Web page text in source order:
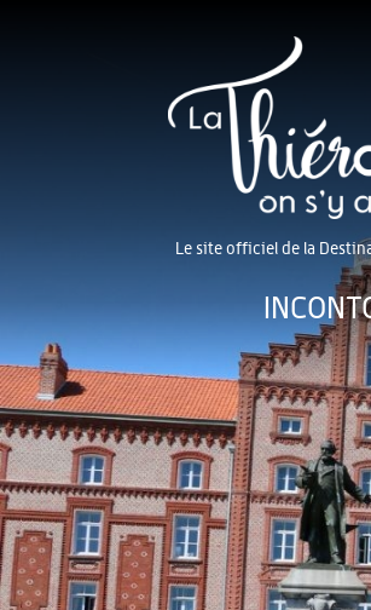
Le site officiel de la